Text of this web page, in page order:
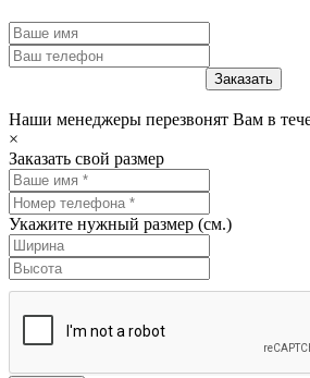
Наши менеджеры перезвонят Вам в
×
Заказать свой размер
Укажите нужный размер (см.)